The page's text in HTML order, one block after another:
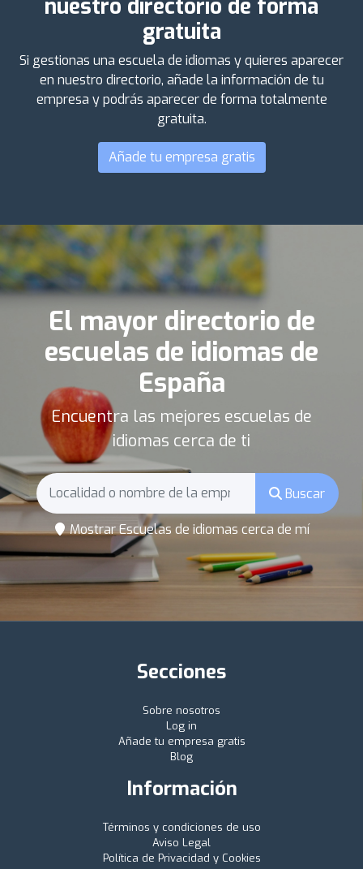
nuestro directorio de forma
gratuita
Si gestionas una escuela de idiomas y quieres aparecer
en nuestro directorio, añade la información de tu
empresa y podrás aparecer de forma totalmente
gratuita.
Añade tu empresa gratis
El mayor directorio de
escuelas de idiomas de
España
Encuentra las mejores escuelas de
idiomas cerca de ti
Buscar
Mostrar Escuelas de idiomas cerca de mí
Secciones
Sobre nosotros
Log in
Añade tu empresa gratis
Blog
Información
Términos y condiciones de uso
Aviso Legal
Política de Privacidad y Cookies